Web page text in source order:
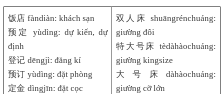
饭店 fàndiàn: khách sạn
预定
yùdìng: dự kiến, dự
định
登记 dēngjì: đăng kí
预订 yùdìng: đặt phòng
定金 dìngjīn: đặt cọc
双人床
shuāngrénchuáng:
giường đôi
特大号床
tèdàhàochuáng:
giường kingsize
大
号 床
dàhàochuáng:
giường cỡ lớn